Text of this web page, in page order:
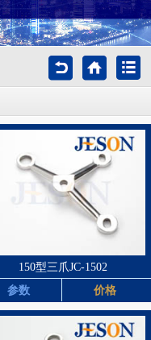
150型三爪JC-1502
参数
价格